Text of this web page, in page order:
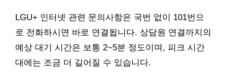
LGU+ 인터넷 관련 문의사항은 국번 없이 101번으
로 전화하시면 바로 연결됩니다. 상담원 연결까지의
예상 대기 시간은 보통 2~5분 정도이며, 피크 시간
대에는 조금 더 길어질 수 있습니다.